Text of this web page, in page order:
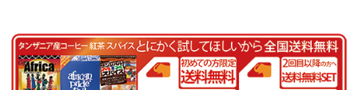
名ごとに2つのカテゴリーでご紹介します
→ 作家名 A―L
→ 作家名 M―Z
1/15：2026年 バラカの福袋≪数量限定で再販決定！≫
Nさまより 乳香フランキンセンスへのご感想
食べてみたくて買いました。青い皮の柑橘系の様な香りと木の様な形
容し難い香りがする、なんとも言えない香りです。